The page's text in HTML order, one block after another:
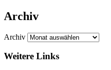
Archiv
Archiv
Weitere Links